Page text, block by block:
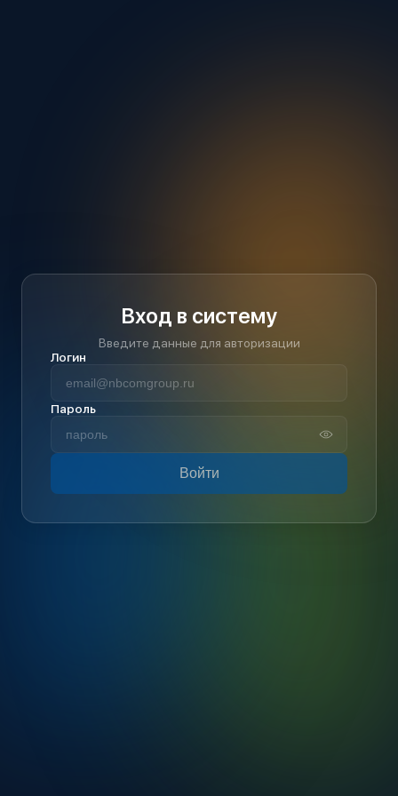
Вход в систему
Введите данные для авторизации
Логин
Пароль
Войти